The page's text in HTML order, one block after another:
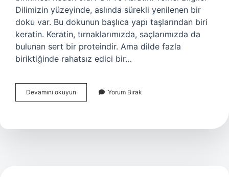
Dilimizin yüzeyinde, aslında sürekli yenilenen bir
doku var. Bu dokunun başlıca yapı taşlarından biri
keratin. Keratin, tırnaklarımızda, saçlarımızda da
bulunan sert bir proteindir. Ama dilde fazla
biriktiğinde rahatsız edici bir…
Devamını okuyun
keratin
olur
Yorum Bırak